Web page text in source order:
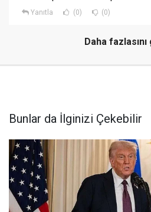
Yanıtla (0) (0)
Daha
Bunlar da İlginizi Çekebilir